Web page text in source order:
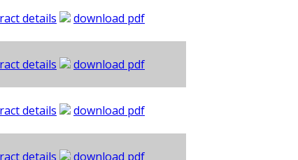
details
download pdf
details
download pdf
details
download pdf
details download pdf